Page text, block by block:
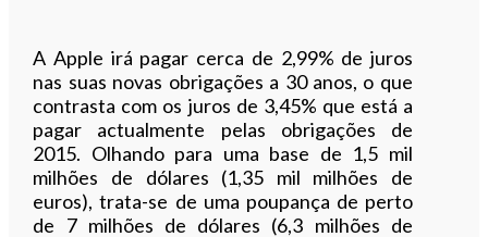
A Apple irá pagar cerca de 2,99% de juros
nas suas novas obrigações a 30 anos, o que
contrasta com os juros de 3,45% que está a
pagar actualmente pelas obrigações de
2015. Olhando para uma base de 1,5 mil
milhões de dólares (1,35 mil milhões de
euros), trata-se de uma poupança de perto
de 7 milhões de dólares (6,3 milhões de